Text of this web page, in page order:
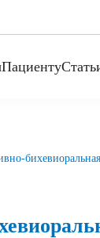
Пациенту